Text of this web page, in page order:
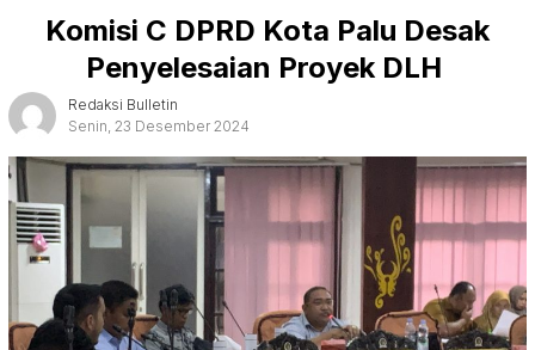
Komisi C DPRD Kota Palu Desak
Penyelesaian Proyek DLH
Redaksi Bulletin
Senin, 23 Desember 2024